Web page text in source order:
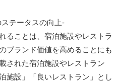
テータスの向上-
ることは、宿泊施設やレストラ
ブランド価値を高めることにも
された宿泊施設やレストラン
施設」「良いレストラン」とし